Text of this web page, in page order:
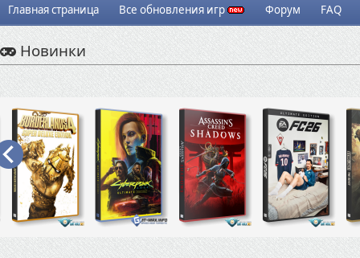
Главная страница Все обновления игр Форум FAQ
Новинки